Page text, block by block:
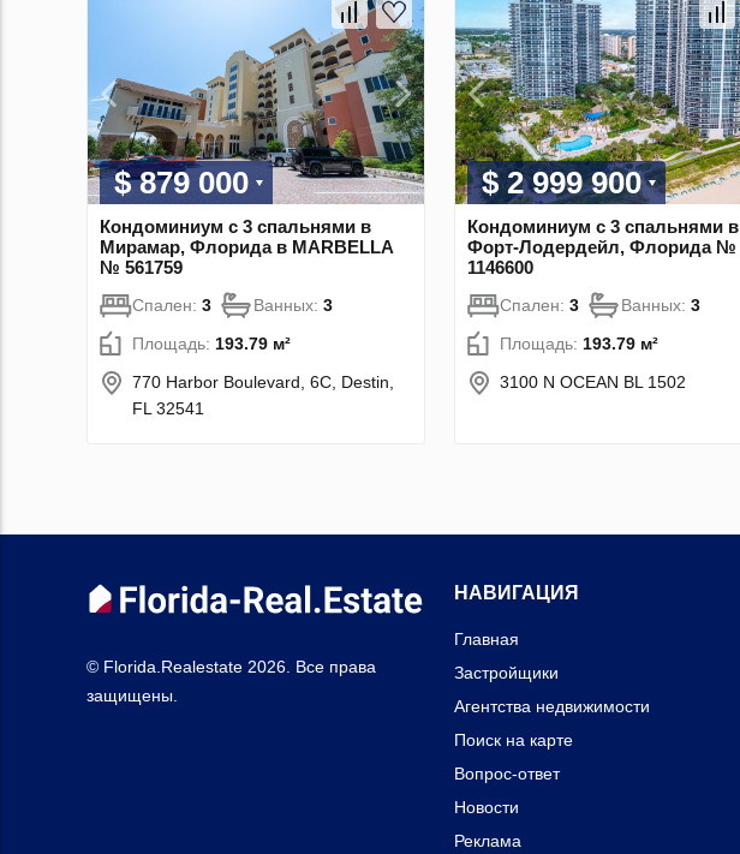
$ 879 000
Кондоминиум с 3 спальнями в
Мирамар, Флорида в MARBELLA
№ 561759
Спален: 3 Ванных: 3
Площадь: 193.79 м²
770 Harbor Boulevard, 6C, Destin,
FL 32541
$ 2 999 900
Кондоминиум с 3 спальнями в
Форт-Лодердейл, Флорида №
1146600
Спален: 3 Ванных: 3
Площадь: 193.79 м²
3100 N OCEAN BL 1502
© Florida.Realestate 2026. Все права
защищены.
НАВИГАЦИЯ
Главная
Застройщики
Агентства недвижимости
Поиск на карте
Вопрос-ответ
Новости
Реклама